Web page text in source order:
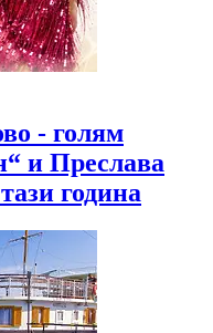
- голям
и Преслава
година